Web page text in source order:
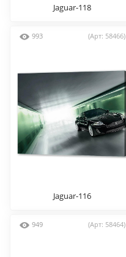
Jaguar-118
993 (Арт: 58466)
Jaguar-116
949 (Арт: 58464)